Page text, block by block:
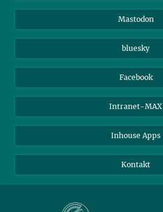
Max-Planck-Gesellschaft
Beutenberg Campus e.V.
Mastodon
bluesky
Facebook
Intranet-MAX
Inhouse Apps
Kontakt